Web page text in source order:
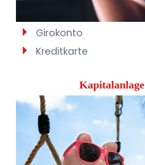
Girokonto
Kreditkarte
Kapitalanlage